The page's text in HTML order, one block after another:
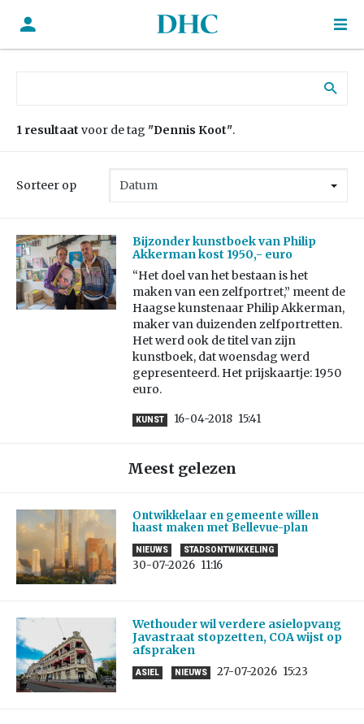
1 resultaat voor de tag "Dennis Koot".
Sorteer op
Bijzonder kunstboek van Philip
Akkerman kost 1950,- euro
“Het doel van het bestaan is het
maken van een zelfportret,” meent de
Haagse kunstenaar Philip Akkerman,
maker van duizenden zelfportretten.
Het werd ook de titel van zijn
kunstboek, dat woensdag werd
gepresenteerd. Het prijskaartje: 1950
euro.
KUNST 16-04-2018 15:41
Meest gelezen
Ontwikkelaar en gemeente willen
haast maken met Bellevue-plan
NIEUWS STADSONTWIKKELING
30-07-2026 11:16
Wethouder wil verdere asielopvang
Javastraat stopzetten, COA wijst op
afspraken
ASIEL NIEUWS 27-07-2026 15:23